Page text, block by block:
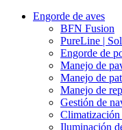
Engorde de aves
BFN Fusion
PureLine |
Engorde de
Manejo de
Manejo de
Manejo de
Gestión de
Climatización
Iluminación